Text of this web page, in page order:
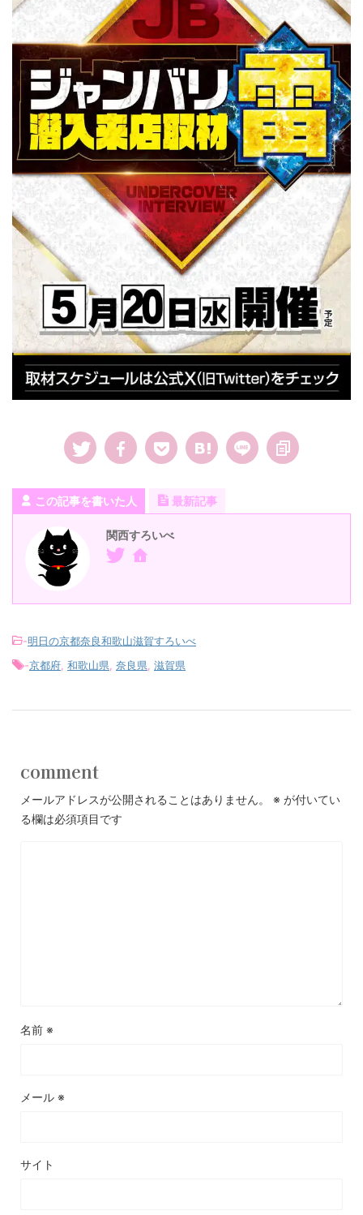
この記事を書いた人 最新記事
関西すろいべ
-明日の京都奈良和歌山滋賀すろいべ
-京都府 和歌山県 奈良県 滋賀県
comment
メールアドレスが公開されることはありません。 ※ が付いてい
る欄は必須項目です
名前 ※
メール ※
サイト